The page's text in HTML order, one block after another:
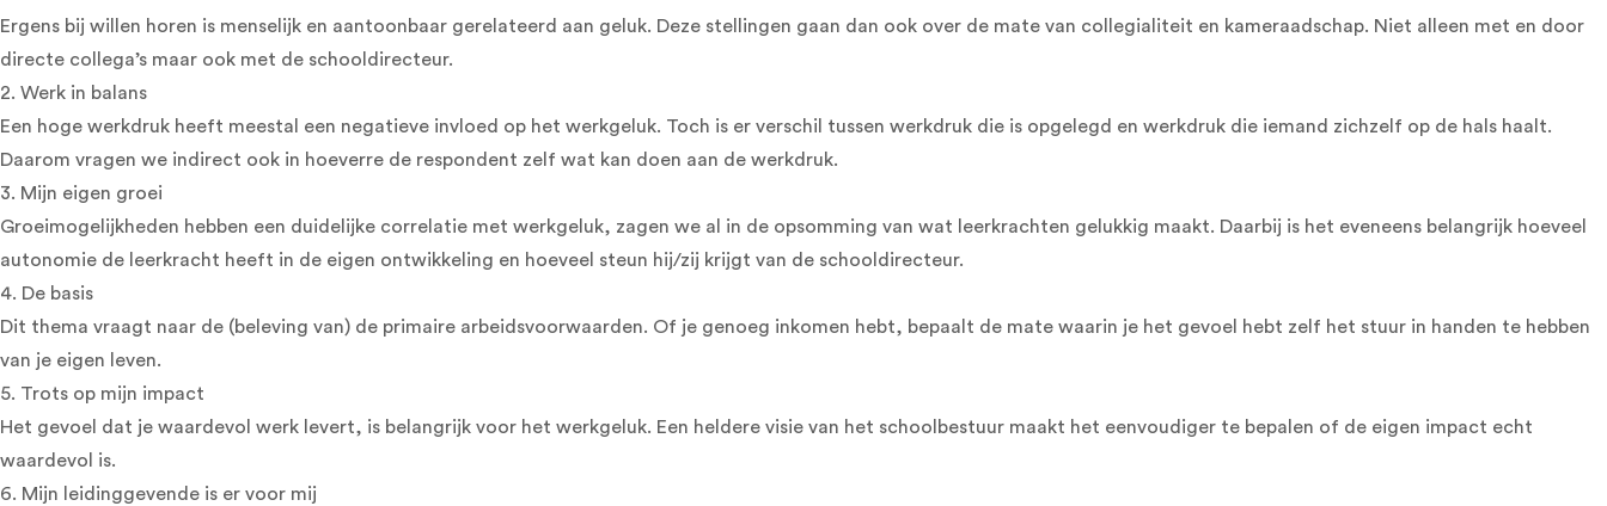
Ergens bij willen horen is menselijk en aantoonbaar gerelateerd aan geluk. Deze stellingen gaan dan ook over de mate van collegialiteit en kameraadschap. Niet alleen met en door
directe collega’s maar ook met de schooldirecteur.
2. Werk in balans
Een hoge werkdruk heeft meestal een negatieve invloed op het werkgeluk. Toch is er verschil tussen werkdruk die is opgelegd en werkdruk die iemand zichzelf op de hals haalt.
Daarom vragen we indirect ook in hoeverre de respondent zelf wat kan doen aan de werkdruk.
3. Mijn eigen groei
Groeimogelijkheden hebben een duidelijke correlatie met werkgeluk, zagen we al in de opsomming van wat leerkrachten gelukkig maakt. Daarbij is het eveneens belangrijk hoeveel
autonomie de leerkracht heeft in de eigen ontwikkeling en hoeveel steun hij/zij krijgt van de schooldirecteur.
4. De basis
Dit thema vraagt naar de (beleving van) de primaire arbeidsvoorwaarden. Of je genoeg inkomen hebt, bepaalt de mate waarin je het gevoel hebt zelf het stuur in handen te hebben
van je eigen leven.
5. Trots op mijn impact
Het gevoel dat je waardevol werk levert, is belangrijk voor het werkgeluk. Een heldere visie van het schoolbestuur maakt het eenvoudiger te bepalen of de eigen impact echt
waardevol is.
6. Mijn leidinggevende is er voor mij